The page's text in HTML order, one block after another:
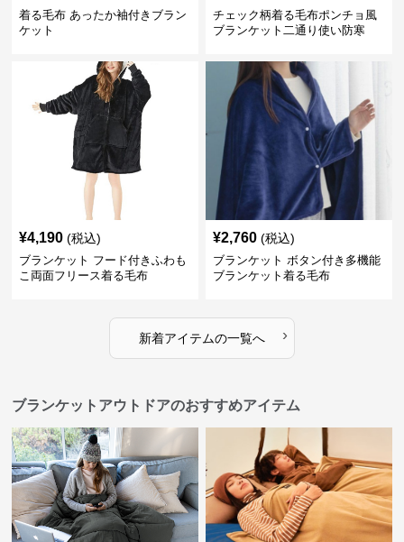
着る毛布 あったか袖付きブラン
ケット
チェック柄着る毛布ポンチョ風
ブランケット二通り使い防寒
¥4,190 (税込)
ブランケット フード付きふわも
こ両面フリース着る毛布
¥2,760 (税込)
ブランケット ボタン付き多機能
ブランケット着る毛布
新着アイテムの一覧へ ›
ブランケットアウトドアのおすすめアイテム